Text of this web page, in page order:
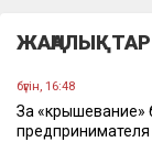
бүгін, 16:48
За «крышевание»